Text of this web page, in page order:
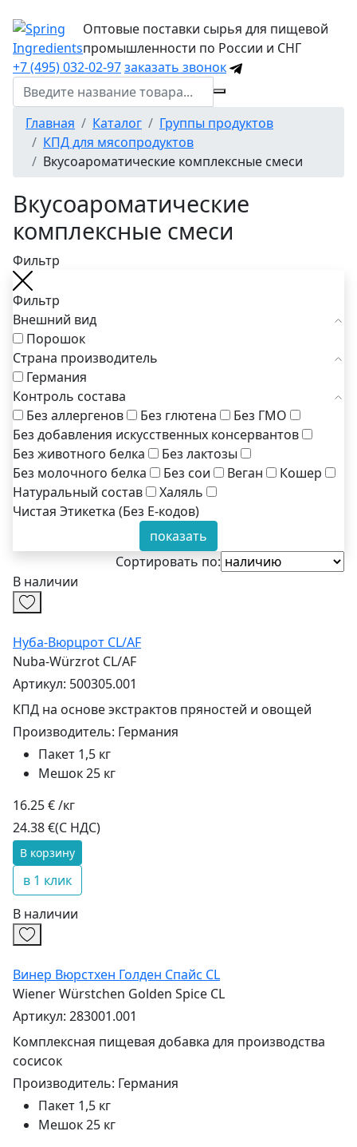
Оптовые поставки сырья для пищевой
промышленности по России и СНГ
+7 (495) 032-02-97заказать звонок
Главная Каталог
Группы продуктов
КПД для мясопродуктов
Вкусоароматические комплексные смеси
Вкусоароматические
комплексные смеси
Фильтр
Фильтр
Внешний вид
Порошок
Страна производитель
Германия
Контроль состава
Без аллергенов
Без глютена
Без ГМО
Без добавления искусственных консервантов
Без животного белка
Без лактозы
Без молочного белка
Без сои Веган
Кошер
Натуральный состав
Халяль
Чистая Этикетка (Без Е-кодов)
показать
Сортировать по:
В наличии
Нуба-Вюрцрот CL/AF
Nuba-Würzrot CL/AF
Артикул: 500305.001
КПД на основе экстрактов пряностей и овощей
Производитель: Германия
Пакет 1,5 кг
Мешок 25 кг
16.25 € /кг
24.38 €(С НДС)
В корзину
в 1 клик
В наличии
Винер Вюрстхен Голден Спайс CL
Wiener Würstchen Golden Spice CL
Артикул: 283001.001
Комплексная пищевая добавка для производства
сосисок
Производитель: Германия
Пакет 1,5 кг
Мешок 25 кг